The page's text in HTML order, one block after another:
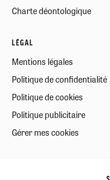
Charte déontologique
LÉGAL
Mentions légales
Politique de confidentialité
Politique de cookies
Politique publicitaire
Gérer mes cookies